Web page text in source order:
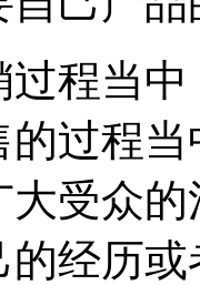
过程当
的过程
大受众
的经历